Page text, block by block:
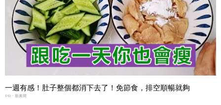
一週有感！肚子整個都消下去了！免節食，排空順暢就夠
PR・新素簡